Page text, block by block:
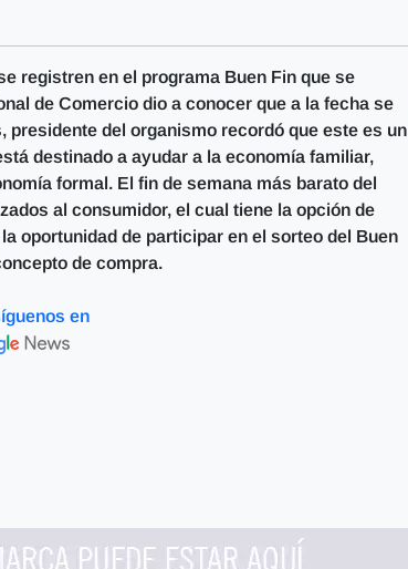
registren en el programa Buen Fin que se
de Comercio dio a conocer que a la fecha se
del organismo recordó que este es un
destinado a ayudar a la economía familiar,
formal. El fin de semana más barato del
al consumidor, el cual tiene la opción de
oportunidad de participar en el sorteo del Buen
de compra.
en